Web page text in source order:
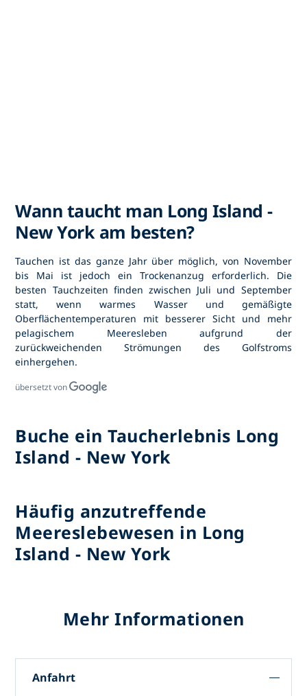
Wann taucht man Long Island -
New York am besten?
Tauchen ist das ganze Jahr über möglich, von November
bis Mai ist jedoch ein Trockenanzug erforderlich. Die
besten Tauchzeiten finden zwischen Juli und September
statt, wenn warmes Wasser und gemäßigte
Oberflächentemperaturen mit besserer Sicht und mehr
pelagischem Meeresleben aufgrund der
zurückweichenden Strömungen des Golfstroms
einhergehen.
übersetzt von
Buche ein Taucherlebnis Long
Island - New York
Häufig anzutreffende
Meereslebewesen in Long
Island - New York
Mehr Informationen
Anfahrt